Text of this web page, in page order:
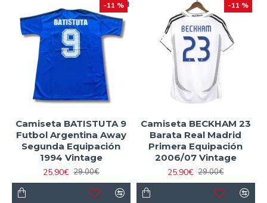
-11 %
Camiseta BATISTUTA 9
Futbol Argentina Away
Segunda Equipación
1994 Vintage
25.90€ 29.00€
-11 %
Camiseta BECKHAM 23
Barata Real Madrid
Primera Equipación
2006/07 Vintage
25.90€ 29.00€